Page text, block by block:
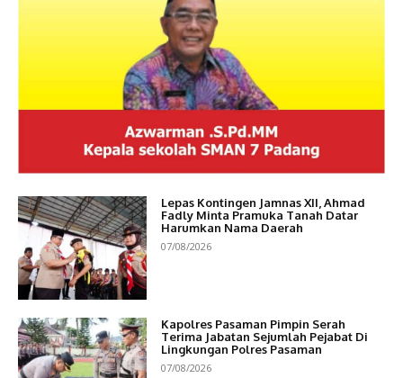
Lepas Kontingen Jamnas XII, Ahmad
Fadly Minta Pramuka Tanah Datar
Harumkan Nama Daerah
07/08/2026
Kapolres Pasaman Pimpin Serah
Terima Jabatan Sejumlah Pejabat Di
Lingkungan Polres Pasaman
07/08/2026